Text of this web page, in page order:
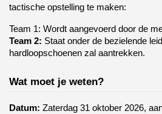
tactische opstelling te maken:
Team 1: Wordt aangevoerd door de
Team 2: Staat onder de bezielende
hardloopschoenen zal aantrekken.
Wat moet je weten?
Datum: Zaterdag 31 oktober 2026,